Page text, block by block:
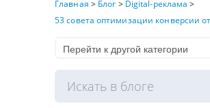
Главная > Блог > Digital-реклама >
53 совета оптимизации конверсии